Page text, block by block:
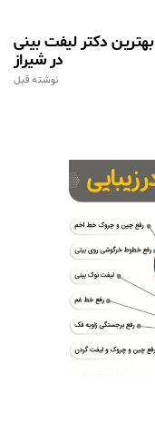
بهترین دکتر لیفت بینی
در شیراز
نوشته قبل